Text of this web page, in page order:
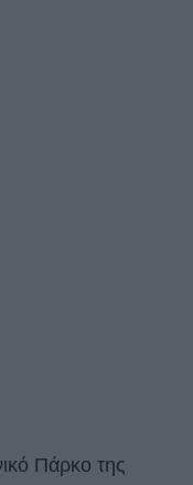
Πάρκο της